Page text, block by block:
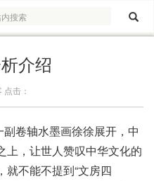
介绍
击：
卷轴水墨画徐徐展开，中
上，让世人赞叹中华文化的
不能不提到“文房四